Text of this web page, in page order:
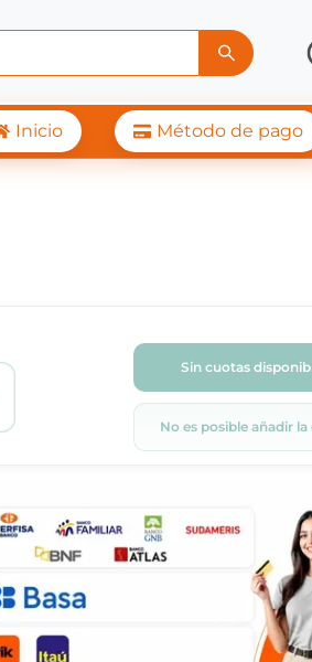
Inicio Método de pago
Sin cuotas
No es posible añadir